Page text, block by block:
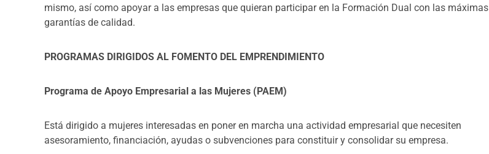
mismo, así como apoyar a las empresas que quieran participar en la Formación Dual con las máximas
garantías de calidad.
PROGRAMAS DIRIGIDOS AL FOMENTO DEL EMPRENDIMIENTO
Programa de Apoyo Empresarial a las Mujeres (PAEM)
Está dirigido a mujeres interesadas en poner en marcha una actividad empresarial que necesiten
asesoramiento, financiación, ayudas o subvenciones para constituir y consolidar su empresa.